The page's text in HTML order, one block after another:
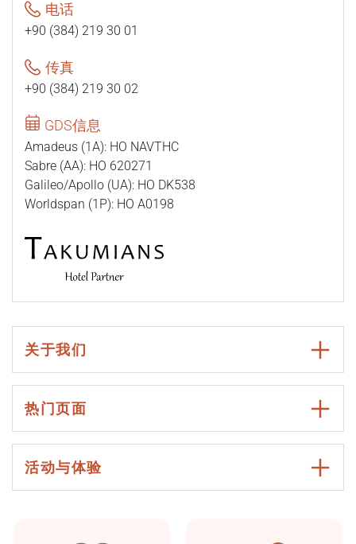
电话
+90 (384) 219 30 01
传真
+90 (384) 219 30 02
GDS信息
Amadeus (1A): HO NAVTHC
Sabre (AA): HO 620271
Galileo/Apollo (UA): HO DK538
Worldspan (1P): HO A0198
关于我们
热门页面
活动与体验